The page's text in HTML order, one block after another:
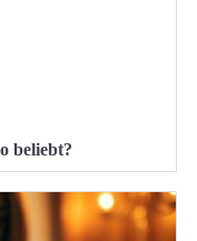
beliebt?